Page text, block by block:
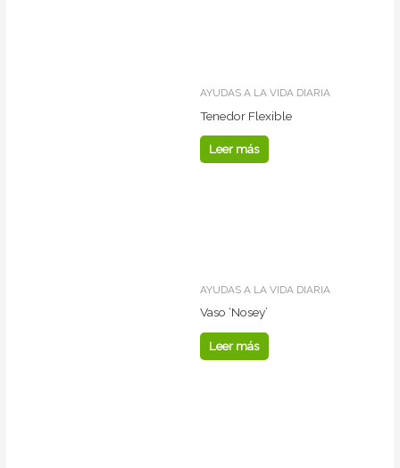
AYUDAS A LA VIDA DIARIA
Tenedor Flexible
Leer más
AYUDAS A LA VIDA DIARIA
Vaso ‘Nosey’
Leer más